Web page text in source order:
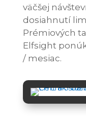
väčšej
dosiahnutí
Prémiových
Elfsight
/ mesiac.